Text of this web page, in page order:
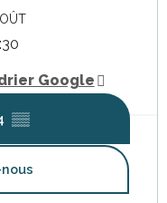
Google
▒▒